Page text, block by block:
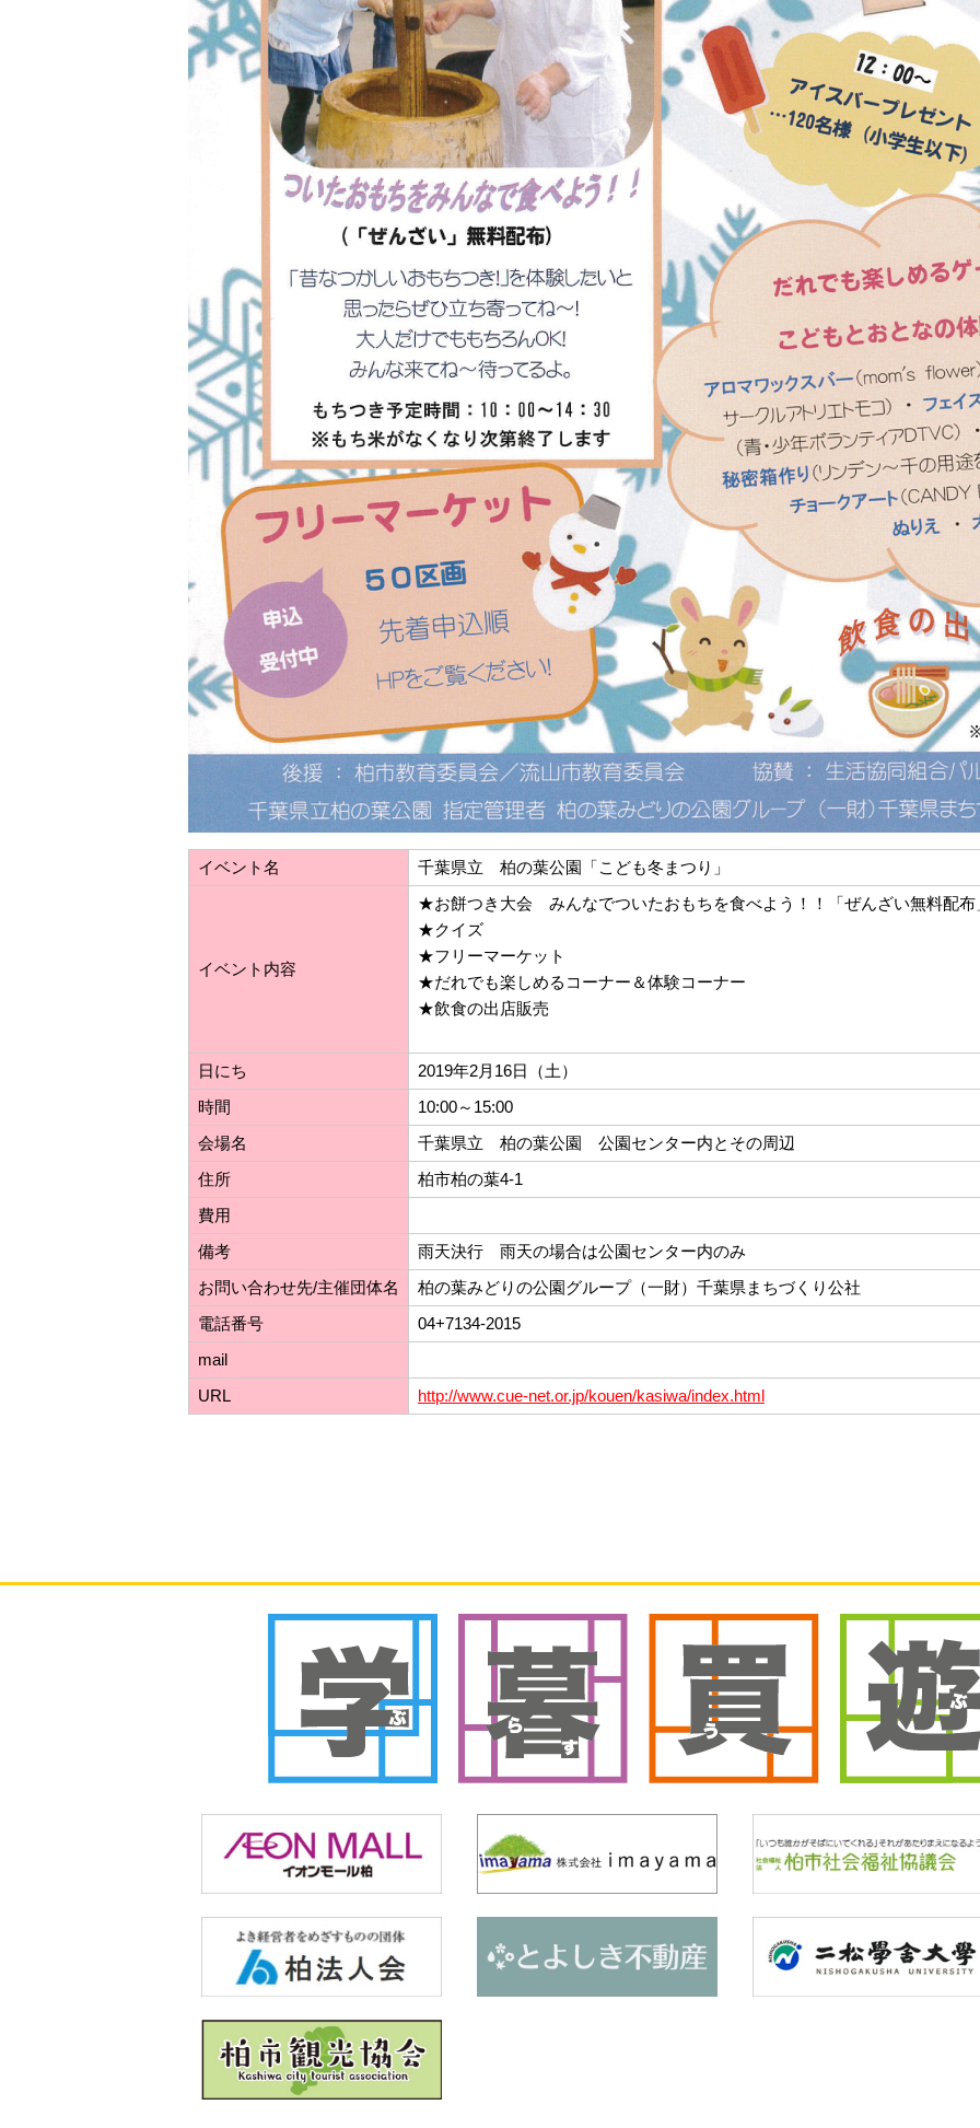
イベント名 千葉県立 柏の葉公園「こども冬まつり」
イベント内容
★お餅つき大会 みんなでついたおもちを食べよう！！「ぜんざい無料配布
★クイズ
★フリーマーケット
★だれでも楽しめるコーナー＆体験コーナー
★飲食の出店販売
日にち
2019年2月16日（土）
時間
10:00～15:00
会場名
千葉県立 柏の葉公園 公園センター内とその周辺
住所
柏市柏の葉4-1
費用
備考
雨天決行 雨天の場合は公園センター内のみ
お問い合わせ先/主催団体名
柏の葉みどりの公園グループ（一財）千葉県まちづくり公社
電話番号
04+7134-2015
mail
URL
http://www.cue-net.or.jp/kouen/kasiwa/index.html